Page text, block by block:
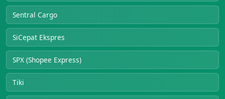
Sentral Cargo
SiCepat Ekspres
SPX (Shopee Express)
Tiki